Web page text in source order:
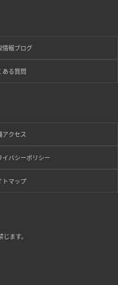
情報ブログ
ある質問
アクセス
イバシーポリシー
トマップ
ます。